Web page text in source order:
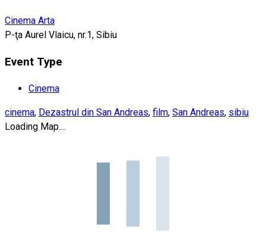
Cinema Arta
P-ţa Aurel Vlaicu, nr.1, Sibiu
Event Type
Cinema
cinema, Dezastrul din San Andreas, film, San Andreas, sibiu
Loading Map....